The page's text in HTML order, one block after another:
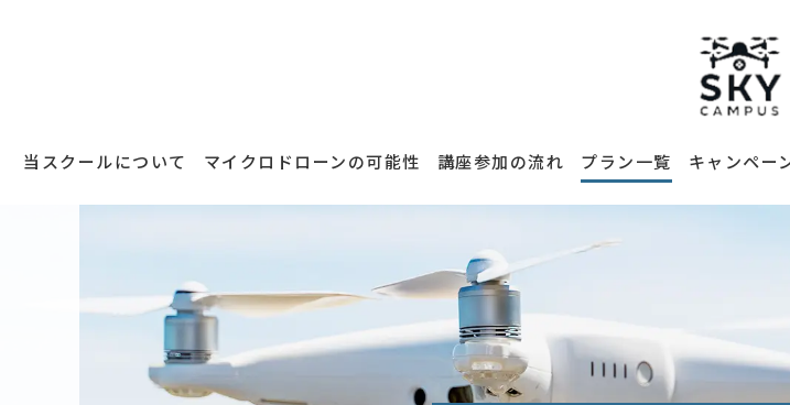
当スクールについて マイクロドローンの可能性 講座参加の流れ プラン一覧 キャンペー